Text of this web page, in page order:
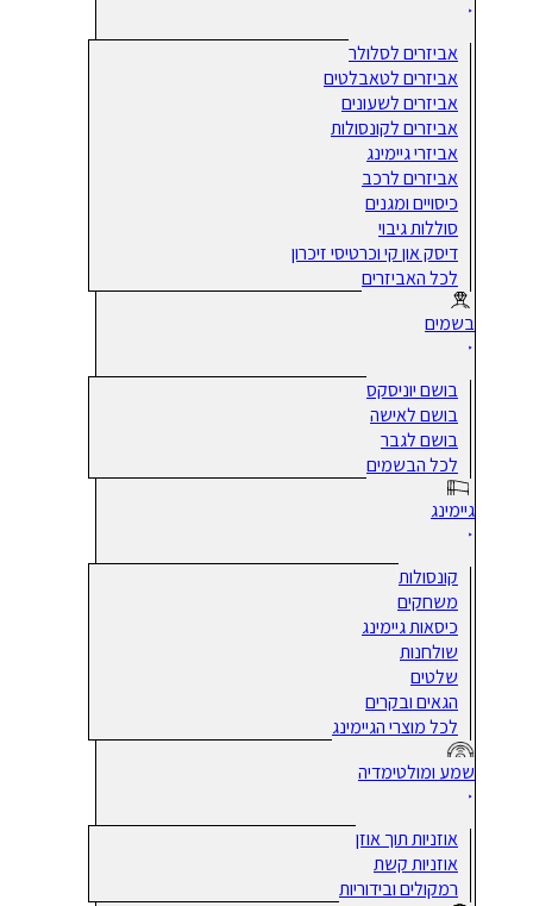
אביזרים לסלולר
אביזרים לטאבלטים
אביזרים לשעונים
אביזרים לקונסולות
אביזרי גיימינג
אביזרים לרכב
כיסויים ומגנים
סוללות גיבוי
דיסק און קי וכרטיסי זיכרון
לכל האביזרים
בשמים
בושם יוניסקס
בושם לאישה
בושם לגבר
לכל הבשמים
גיימינג
קונסולות
משחקים
כיסאות גיימינג
שולחנות
שלטים
הגאים ובקרים
לכל מוצרי הגיימינג
שמע ומולטימדיה
אוזניות תוך אוזן
אוזניות קשת
רמקולים ובידוריות